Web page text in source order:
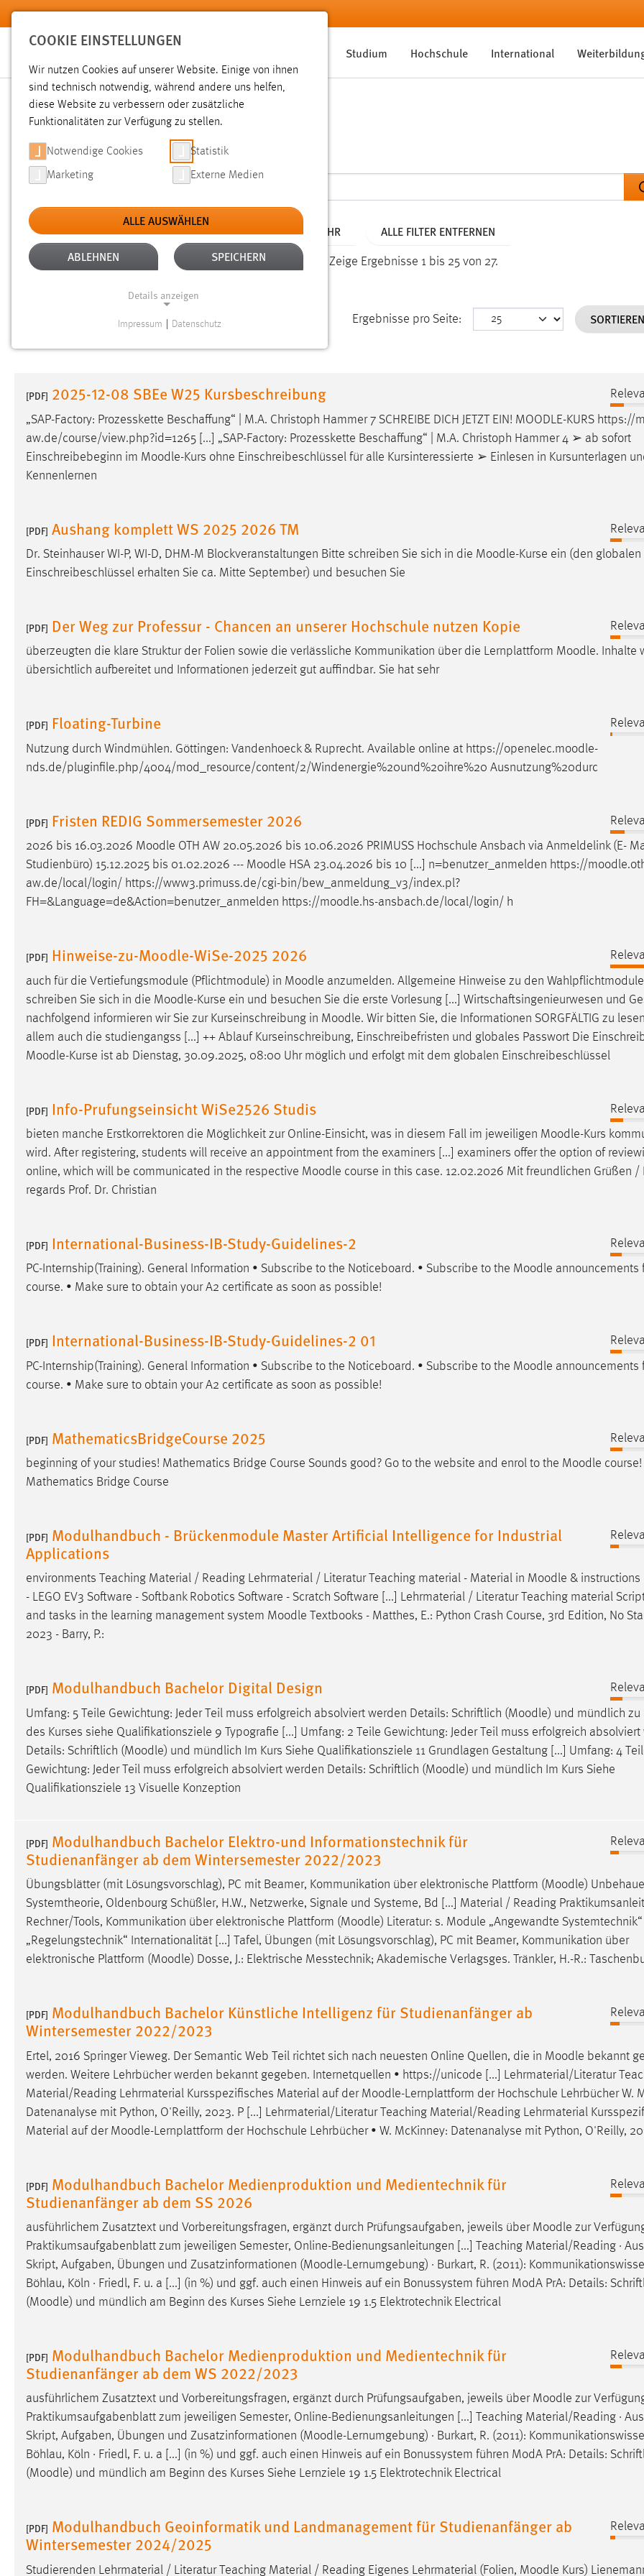
Zum Hauptinhalt springen
Studium Hochschule International
SUCHE
Aktive Filter: TYP: DATEIEN ALTER: 6 MONATE BIS 1 JAHR ALLE FILTER ENTFERNEN
Gesucht nach "moodle". Es wurden 27 Ergebnisse gefunden. Zeige Ergebnisse 1 bis 25 von 27.
Ergebnisse pro Seite:
[PDF] 2025-12-08 SBEe W25 Kursbeschreibung
„SAP-Factory: Prozesskette Beschaffung“ | M.A. Christoph Hammer 7 SCHREIBE DICH JETZT EIN! MOODLE-KURS https://
aw.de/course/view.php?id=1265 [...] „SAP-Factory: Prozesskette Beschaffung“ | M.A. Christoph Hammer 4 ➢ ab sofort
Einschreibebeginn im Moodle-Kurs ohne Einschreibeschlüssel für alle Kursinteressierte ➢ Einlesen in Kursunterlagen
Kennenlernen
[PDF] Aushang komplett WS 2025 2026 TM
Dr. Steinhauser WI-P, WI-D, DHM-M Blockveranstaltungen Bitte schreiben Sie sich in die Moodle-Kurse ein (den globalen
Einschreibeschlüssel erhalten Sie ca. Mitte September) und besuchen Sie
[PDF] Der Weg zur Professur - Chancen an unserer Hochschule nutzen Kopie
überzeugten die klare Struktur der Folien sowie die verlässliche Kommunikation über die Lernplattform Moodle. Inhalte
übersichtlich aufbereitet und Informationen jederzeit gut auffindbar. Sie hat sehr
[PDF] Floating-Turbine
Nutzung durch Windmühlen. Göttingen: Vandenhoeck & Ruprecht. Available online at https://openelec.moodle-
nds.de/pluginfile.php/4004/mod_resource/content/2/Windenergie%20und%20ihre%20 Ausnutzung%20durc
[PDF] Fristen REDIG Sommersemester 2026
2026 bis 16.03.2026 Moodle OTH AW 20.05.2026 bis 10.06.2026 PRIMUSS Hochschule Ansbach via Anmeldelink (E-
Studienbüro) 15.12.2025 bis 01.02.2026 --- Moodle HSA 23.04.2026 bis 10 [...] n=benutzer_anmelden https://moodle
aw.de/local/login/ https://www3.primuss.de/cgi-bin/bew_anmeldung_v3/index.pl?
FH=&Language=de&Action=benutzer_anmelden https://moodle.hs-ansbach.de/local/login/ h
[PDF] Hinweise-zu-Moodle-WiSe-2025 2026
auch für die Vertiefungsmodule (Pflichtmodule) in Moodle anzumelden. Allgemeine Hinweise zu den
schreiben Sie sich in die Moodle-Kurse ein und besuchen Sie die erste Vorlesung [...] Wirtschaftsingenieurwesen und
nachfolgend informieren wir Sie zur Kurseinschreibung in Moodle. Wir bitten Sie, die Informationen SORGFÄLTIG zu
allem auch die studiengangss [...] ++ Ablauf Kurseinschreibung, Einschreibefristen und globales Passwort Die
Moodle-Kurse ist ab Dienstag, 30.09.2025, 08:00 Uhr möglich und erfolgt mit dem globalen Einschreibeschlüssel
[PDF] Info-Prufungseinsicht WiSe2526 Studis
bieten manche Erstkorrektoren die Möglichkeit zur Online-Einsicht, was in diesem Fall im jeweiligen Moodle-Kurs
wird. After registering, students will receive an appointment from the examiners [...] examiners offer the option of
online, which will be communicated in the respective Moodle course in this case. 12.02.2026 Mit freundlichen Grüßen /
regards Prof. Dr. Christian
[PDF] International-Business-IB-Study-Guidelines-2
PC-Internship(Training). General Information • Subscribe to the Noticeboard. • Subscribe to the Moodle announcements
course. • Make sure to obtain your A2 certificate as soon as possible!
[PDF] International-Business-IB-Study-Guidelines-2 01
PC-Internship(Training). General Information • Subscribe to the Noticeboard. • Subscribe to the Moodle announcements
course. • Make sure to obtain your A2 certificate as soon as possible!
[PDF] MathematicsBridgeCourse 2025
beginning of your studies! Mathematics Bridge Course Sounds good? Go to the website and enrol to the Moodle course!
Mathematics Bridge Course
[PDF] Modulhandbuch - Brückenmodule Master Artificial Intelligence for Industrial
Applications
environments Teaching Material / Reading Lehrmaterial / Literatur Teaching material - Material in Moodle & instructions
- LEGO EV3 Software - Softbank Robotics Software - Scratch Software [...] Lehrmaterial / Literatur Teaching material
and tasks in the learning management system Moodle Textbooks - Matthes, E.: Python Crash Course, 3rd Edition, No
2023 - Barry, P.:
[PDF] Modulhandbuch Bachelor Digital Design
Umfang: 5 Teile Gewichtung: Jeder Teil muss erfolgreich absolviert werden Details: Schriftlich (Moodle) und mündlich zu
des Kurses siehe Qualifikationsziele 9 Typografie [...] Umfang: 2 Teile Gewichtung: Jeder Teil muss erfolgreich absolviert
Details: Schriftlich (Moodle) und mündlich Im Kurs Siehe Qualifikationsziele 11 Grundlagen Gestaltung [...] Umfang: 4
Gewichtung: Jeder Teil muss erfolgreich absolviert werden Details: Schriftlich (Moodle) und mündlich Im Kurs Siehe
Qualifikationsziele 13 Visuelle Konzeption
[PDF] Modulhandbuch Bachelor Elektro-und Informationstechnik für
Studienanfänger ab dem Wintersemester 2022/2023
Übungsblätter (mit Lösungsvorschlag), PC mit Beamer, Kommunikation über elektronische Plattform (Moodle)
Systemtheorie, Oldenbourg Schüßler, H.W., Netzwerke, Signale und Systeme, Bd [...] Material / Reading
Rechner/Tools, Kommunikation über elektronische Plattform (Moodle) Literatur: s. Module „Angewandte
„Regelungstechnik“ Internationalität [...] Tafel, Übungen (mit Lösungsvorschlag), PC mit Beamer, Kommunikation über
elektronische Plattform (Moodle) Dosse, J.: Elektrische Messtechnik; Akademische Verlagsges. Tränkler, H.-R.:
[PDF] Modulhandbuch Bachelor Künstliche Intelligenz für Studienanfänger ab
Wintersemester 2022/2023
Ertel, 2016 Springer Vieweg. Der Semantic Web Teil richtet sich nach neuesten Online Quellen, die in Moodle bekannt
werden. Weitere Lehrbücher werden bekannt gegeben. Internetquellen • https://unicode [...] Lehrmaterial/Literatur
Material/Reading Lehrmaterial Kursspezifisches Material auf der Moodle-Lernplattform der Hochschule Lehrbücher W.
Datenanalyse mit Python, O'Reilly, 2023. P [...] Lehrmaterial/Literatur Teaching Material/Reading Lehrmaterial
Material auf der Moodle-Lernplattform der Hochschule Lehrbücher • W. McKinney: Datenanalyse mit Python, O'Reilly,
[PDF] Modulhandbuch Bachelor Medienproduktion und Medientechnik für
Studienanfänger ab dem SS 2026
ausführlichem Zusatztext und Vorbereitungsfragen, ergänzt durch Prüfungsaufgaben, jeweils über Moodle zur
Praktikumsaufgabenblatt zum jeweiligen Semester, Online-Bedienungsanleitungen [...] Teaching Material/Reading ·
Skript, Aufgaben, Übungen und Zusatzinformationen (Moodle-Lernumgebung) · Burkart, R. (2011):
Böhlau, Köln · Friedl, F. u. a [...] (in %) und ggf. auch einen Hinweis auf ein Bonussystem führen ModA PrA: Details:
(Moodle) und mündlich am Beginn des Kurses Siehe Lernziele 19 1.5 Elektrotechnik Electrical
[PDF] Modulhandbuch Bachelor Medienproduktion und Medientechnik für
Studienanfänger ab dem WS 2022/2023
ausführlichem Zusatztext und Vorbereitungsfragen, ergänzt durch Prüfungsaufgaben, jeweils über Moodle zur
Praktikumsaufgabenblatt zum jeweiligen Semester, Online-Bedienungsanleitungen [...] Teaching Material/Reading ·
Skript, Aufgaben, Übungen und Zusatzinformationen (Moodle-Lernumgebung) · Burkart, R. (2011):
Böhlau, Köln · Friedl, F. u. a [...] (in %) und ggf. auch einen Hinweis auf ein Bonussystem führen ModA PrA: Details:
(Moodle) und mündlich am Beginn des Kurses Siehe Lernziele 19 1.5 Elektrotechnik Electrical
[PDF] Modulhandbuch Geoinformatik und Landmanagement für Studienanfänger ab
Wintersemester 2024/2025
Studierenden Lehrmaterial / Literatur Teaching Material / Reading Eigenes Lehrmaterial (Folien, Moodle Kurs)
COOKIE EINSTELLUNGEN
Wir nutzen Cookies auf unserer Website. Einige von ihnen
sind technisch notwendig, während andere uns helfen,
diese Website zu verbessern oder zusätzliche
Funktionalitäten zur Verfügung zu stellen.
Notwendige Cookies Statistik
Marketing Externe Medien
ALLE AUSWÄHLEN
ABLEHNEN SPEICHERN
Details anzeigen
Website erforderlich.
Einverständnis
Name: cookie_consent
Cookie Laufzeit:
in diesem Cookie gespeichert, ob man
eingeloggt ist.
Sprachpräferenz
Name: site-language-preference
Zweck:
Das Cookie speichert die gewählte
Chat
Name:
MibewSessionID, MIBEW_UserID,
mibew_locale, mibew-chat-frame-style-
nutzen zu können.
Cookie Laufzeit: MibewSessionID, mibew-chat-frame-
style-5e9dbeb1811c0446 =
Sitzungslaufzeit, mibew_locale = 3
Dieser Cookie ist notwendig um sich an
der Website einloggen zu können.
Cookie Laufzeit: 24 Stunden
Statistik Cookies erfassen Informationen anonym.
Diese Informationen helfen uns zu verstehen, wie
unsere Besucher unsere Website nutzen.
Name: _pk_ref, _pk_cvar, _pk_id, _pk_ses
Zweck: Zugriffsstatistik
MARKETING
Marketing Cookies werden von Drittanbietern
hinweg verfolgen.
Name: _gcl_au
Google Ireland Limited
Cookie Laufzeit:
Facebook Pixel
Name: _fbp
Anbieter:
Cookie Laufzeit:
EXTERNE MEDIEN
Um Inhalte von Videoplattformen und Social Media
Plattformen anzeigen zu können, werden von diesen
externen Medien Cookies gesetzt.
Vimeo
Impressum Datenschutz